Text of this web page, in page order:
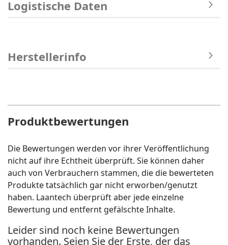
Logistische Daten
Herstellerinfo
Produktbewertungen
Die Bewertungen werden vor ihrer Veröffentlichung
nicht auf ihre Echtheit überprüft. Sie können daher
auch von Verbrauchern stammen, die die bewerteten
Produkte tatsächlich gar nicht erworben/genutzt
haben. Laantech überprüft aber jede einzelne
Bewertung und entfernt gefälschte Inhalte.
Leider sind noch keine Bewertungen
vorhanden. Seien Sie der Erste, der das